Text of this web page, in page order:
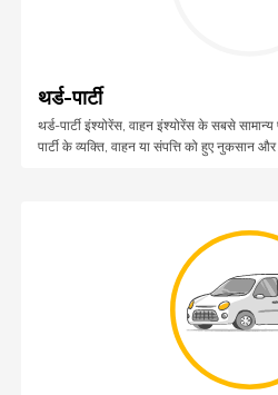
थर्ड-पार्टी
थर्ड-पार्टी इंश्योरेंस, वाहन इंश्योरेंस के सबसे
पार्टी के व्यक्ति, वाहन या संपत्ति को हुए नुकसान